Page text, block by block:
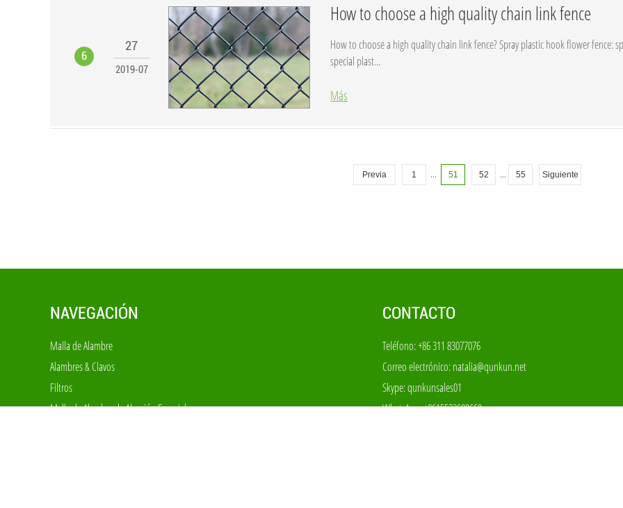
6
27
2019-07
How to choose a high quality chain link fence
How to choose a high quality chain link fence? Spray plastic hook flower fence:
special plast...
Más
Previa 1 ... 51 52 ... 55 Siguiente
NAVEGACIÓN
Malla de Alambre
Alambres & Clavos
Filtros
Malla de Alambre de Aleación Especial
CONTACTO
Teléfono: +86 311 83077076
Correo electrónico:natalia@qunkun.net
Skype:qunkunsales01
WhatsApp:+8615533680669